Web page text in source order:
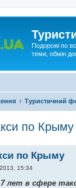
Подорожі по
теми, обмін
Туристичний
по Крыму
по Крыму
15:34
лет в сфере